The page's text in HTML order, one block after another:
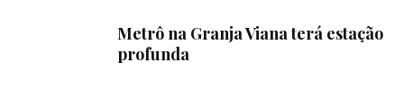
Metrô na Granja Viana terá estação
profunda